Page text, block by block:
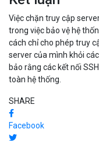
3. Các lợi ích
server bằng
Bảo vệ dữ liệu: Ngăn
chế quyền truy cập trái
bảo mật trở nên dễ dàng
Kết luận